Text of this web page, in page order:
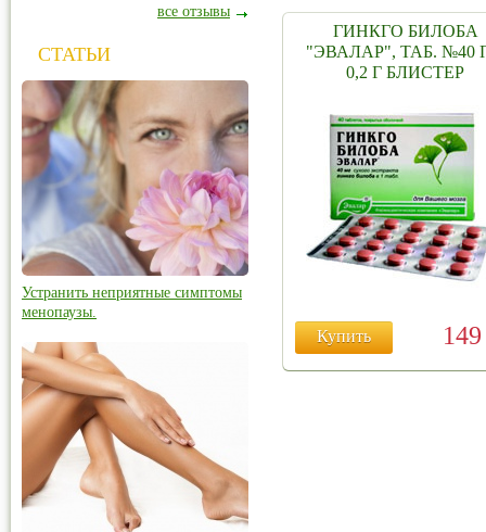
ГИНКГО БИЛОБА
"ЭВАЛАР", ТАБ. №40
0,2 Г БЛИСТЕР
Купить
все отзывы
СТАТЬИ
Устранить неприятные симптомы
менопаузы.